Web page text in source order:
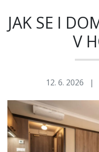
JAK SE I
V
12. 6. 2026 |